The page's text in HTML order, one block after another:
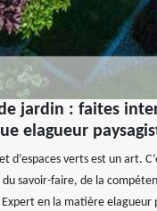
jardin : faites
elagueur
d’espaces verts est un art.
savoir-faire, de la
en la matière elagueur